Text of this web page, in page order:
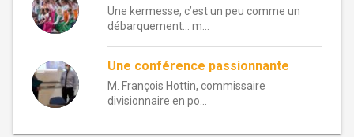
Une kermesse, c’est un peu comme un
débarquement… m...
Une conférence passionnante
M. François Hottin, commissaire
divisionnaire en po...